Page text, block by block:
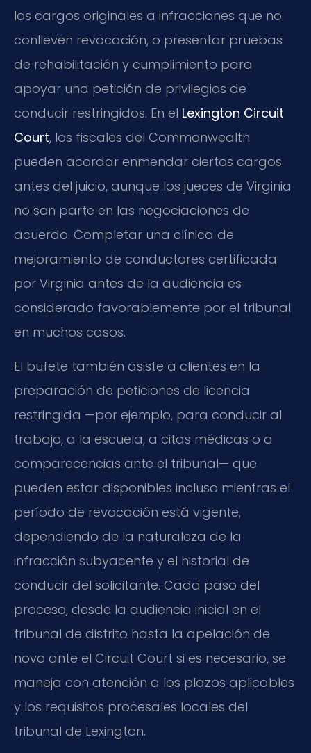
los cargos originales a infracciones que no
conlleven revocación, o presentar pruebas
de rehabilitación y cumplimiento para
apoyar una petición de privilegios de
conducir restringidos. En el Lexington Circuit
Court, los fiscales del Commonwealth
pueden acordar enmendar ciertos cargos
antes del juicio, aunque los jueces de Virginia
no son parte en las negociaciones de
acuerdo. Completar una clínica de
mejoramiento de conductores certificada
por Virginia antes de la audiencia es
considerado favorablemente por el tribunal
en muchos casos.
El bufete también asiste a clientes en la
preparación de peticiones de licencia
restringida —por ejemplo, para conducir al
trabajo, a la escuela, a citas médicas o a
comparecencias ante el tribunal— que
pueden estar disponibles incluso mientras el
período de revocación está vigente,
dependiendo de la naturaleza de la
infracción subyacente y el historial de
conducir del solicitante. Cada paso del
proceso, desde la audiencia inicial en el
tribunal de distrito hasta la apelación de
novo ante el Circuit Court si es necesario, se
maneja con atención a los plazos aplicables
y los requisitos procesales locales del
tribunal de Lexington.